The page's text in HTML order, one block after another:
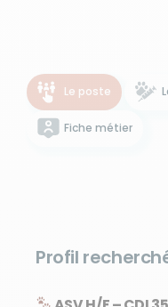
Le poste
Fiche métier
Profil